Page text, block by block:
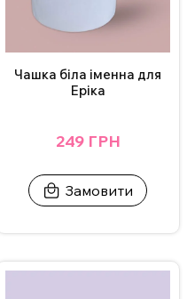
Чашка біла іменна для
Еріка
249 ГРН
Замовити